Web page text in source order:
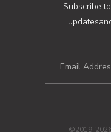
Subscribe
©2019-2026